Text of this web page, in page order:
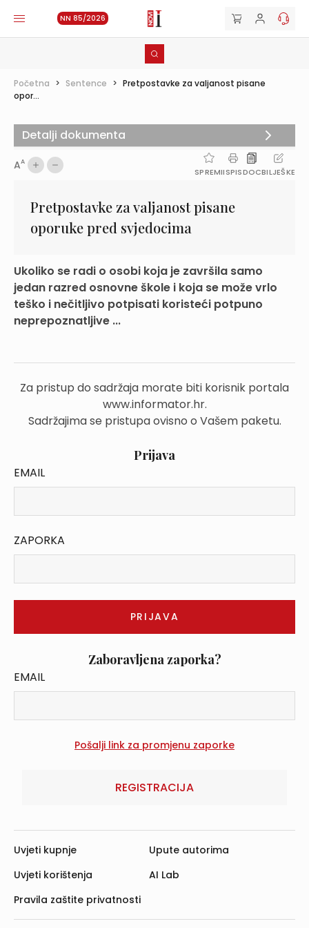
NN 85/2026
Početna > Sentence > Pretpostavke za valjanost pisane
opor...
AA
SPREMIISPISDOCBILJEŠKE
Pretpostavke za valjanost pisane
oporuke pred svjedocima
Ukoliko se radi o osobi koja je završila samo
jedan razred osnovne škole i koja se može vrlo
teško i nečitljivo potpisati koristeći potpuno
neprepoznatljive ...
Za pristup do sadržaja morate biti korisnik portala
www.informator.hr.
Sadržajima se pristupa ovisno o Vašem paketu.
Prijava
EMAIL
ZAPORKA
Zaboravljena zaporka?
EMAIL
REGISTRACIJA
Detalji dokumenta
Uvjeti kupnje
Uvjeti korištenja
Pravila zaštite privatnosti
Upute autorima
AI Lab